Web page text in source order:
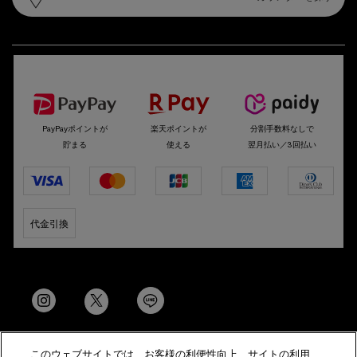
PayPayポイントが
貯まる
楽天ポイントが
使える
分割手数料なしで
翌月払い／3回払い
代金引換
このウェブサイトでは、お客様の利便性向上、サイトの利用